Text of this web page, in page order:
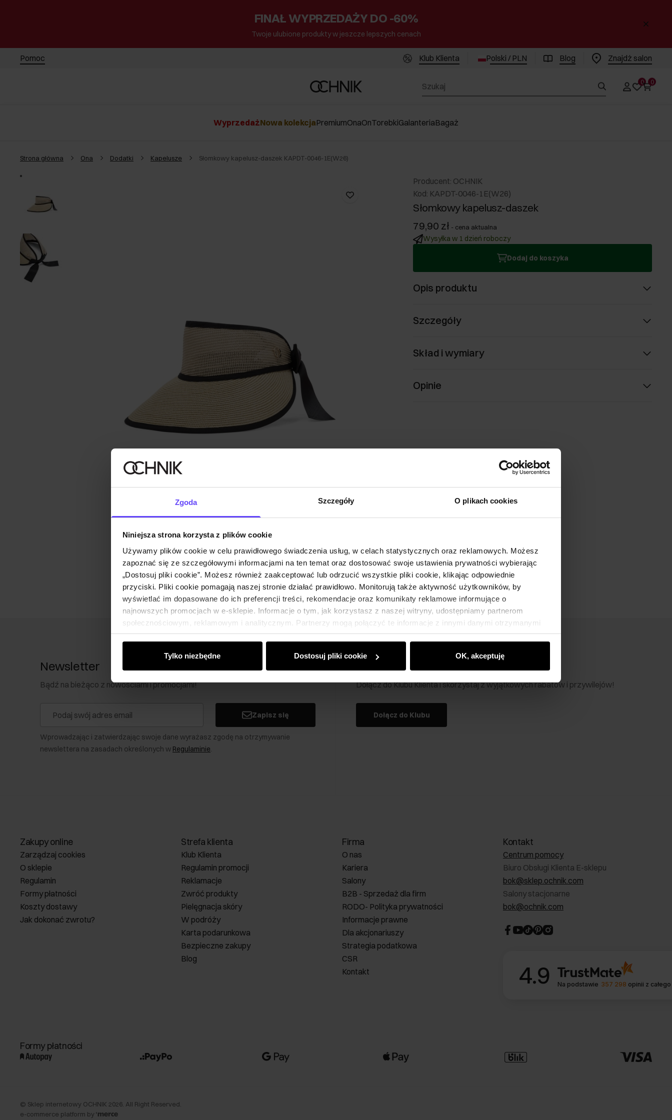
Zgoda Szczegóły O plikach cookies
Niniejsza strona korzysta z plików cookie
Używamy plików cookie w celu prawidłowego świadczenia usług, w celach statystycznych oraz reklamowych. Możesz
zapoznać się ze szczegółowymi informacjami na ten temat oraz dostosować swoje ustawienia prywatności wybierając
„Dostosuj pliki cookie”. Możesz również zaakceptować lub odrzucić wszystkie pliki cookie, klikając odpowiednie
przyciski. Pliki cookie pomagają naszej stronie działać prawidłowo. Monitorują także aktywność użytkowników, by
wyświetlać im dopasowane do ich preferencji treści, rekomendacje oraz komunikaty reklamowe informujące o
najnowszych promocjach w e-sklepie. Informacje o tym, jak korzystasz z naszej witryny, udostępniamy partnerom
społecznościowym, reklamowym i analitycznym. Partnerzy mogą połączyć te informacje z innymi danymi otrzymanymi
od Ciebie lub uzyskanymi podczas korzystania z ich usług.
Tylko niezbędne Dostosuj pliki cookie OK, akceptuję
FINAŁ WYPRZEDAŻY DO -60%
Twoje ulubione produkty w jeszcze lepszych cenach
Pomoc Klub Klienta Polski / PLN Blog Znajdż salon
0 0
WyprzedażNowa kolekcjaPremiumOnaOnTorebkiGalanteriaBagaż
Strona główna Ona Dodatki Kapelusze Słomkowy kapelusz-daszek KAPDT-0046-1E(W26)
Producent: OCHNIK
Kod: KAPDT-0046-1E(W26)
Słomkowy kapelusz-daszek
79,90 zł - cena aktualna
Wysyłka w 1 dzień roboczy
Dodaj do koszyka
Opis produktu
Szczegóły
Skład i wymiary
Opinie
Newsletter
Bądź na bieżąco z nowościami i promocjami!
Zapisz się
Wprowadzając i zatwierdzając swoje dane wyrażasz zgodę na otrzymywanie
newslettera na zasadach określonych w Regulaminie.
Klub Klienta Ochnik
Dołącz do Klubu Klienta i skorzystaj z wyjątkowych rabatów i przywilejów!
Dołącz do Klubu
Zakupy online
Zarządzaj cookies
O sklepie
Regulamin
Formy płatności
Koszty dostawy
Jak dokonać zwrotu?
Strefa klienta
Klub Klienta
Regulamin promocji
Reklamacje
Zwróć produkty
Pielęgnacja skóry
W podróży
Karta podarunkowa
Bezpieczne zakupy
Blog
Firma
O nas
Kariera
Salony
B2B - Sprzedaż dla firm
RODO- Polityka prywatności
Informacje prawne
Dla akcjonariuszy
Strategia podatkowa
CSR
Kontakt
Kontakt
Centrum pomocy
Biuro Obsługi Klienta E-sklepu
bok@sklep.ochnik.com
Salony stacjonarne
bok@ochnik.com
4.9 Na podstawie 357 298 opinii z
Formy płatności
© Sklep internetowy OCHNIK 2026 . All Right Reserved.
e-commerce platform by